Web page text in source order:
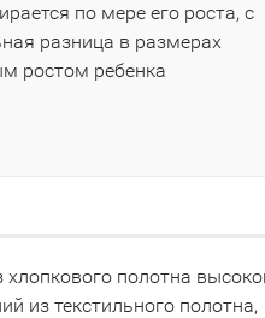
по мере его роста, с
разница в размерах
ростом ребенка
полотна
из текстильного полотна,